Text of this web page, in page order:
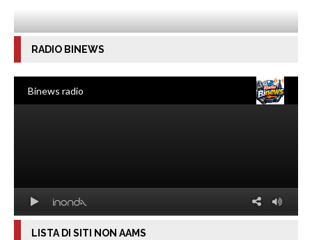
RADIO BINEWS
LISTA DI SITI NON AAMS